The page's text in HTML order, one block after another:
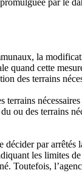
par le
la
cette
des terrains
ou des terrains
par
les limites